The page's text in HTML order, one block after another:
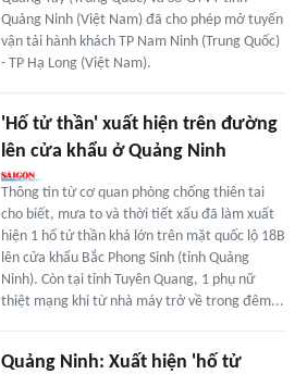
Quảng Ninh (Việt Nam) đã cho phép mở tuyến
vận tải hành khách TP Nam Ninh (Trung Quốc)
- TP Hạ Long (Việt Nam).
'Hố tử thần' xuất hiện trên đường
lên cửa khẩu ở Quảng Ninh
Thông tin từ cơ quan phòng chống thiên tai
cho biết, mưa to và thời tiết xấu đã làm xuất
hiện 1 hố tử thần khá lớn trên mặt quốc lộ 18B
lên cửa khẩu Bắc Phong Sinh (tỉnh Quảng
Ninh). Còn tại tỉnh Tuyên Quang, 1 phụ nữ
thiệt mạng khi từ nhà máy trở về trong đêm...
Quảng Ninh: Xuất hiện 'hố tử